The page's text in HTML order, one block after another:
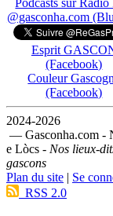
Podcasts sur Ràdio
@gasconha.com
Esprit
(Facebook)
Couleur
(Facebook)
2024-2026
— Gasconha.com -
e Lòcs - Nos lieux-
gascons
Plan du site | Se
RSS 2.0